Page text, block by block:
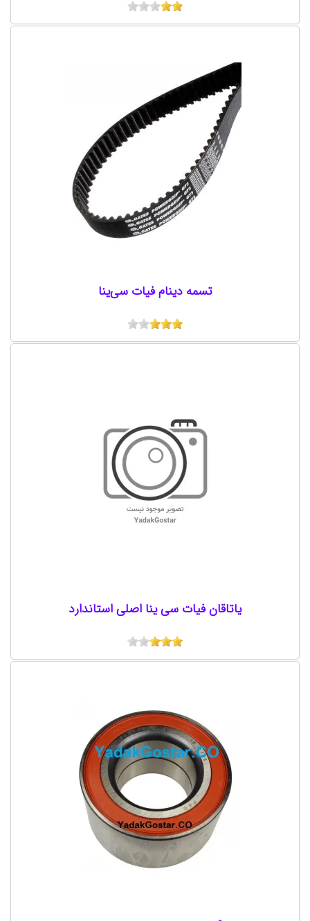
تسمه دینام فیات سی‌ینا
یاتاقان فیات سی ینا اصلی استاندارد